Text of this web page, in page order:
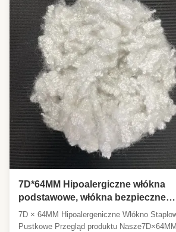
7D*64MM Hipoalergiczne włókna
podstawowe, włókna bezpieczne
niefluorescencyjne do wypełniania
poduszki kanapy
7D × 64MM Hipoalergeniczne Włókno
Pustkowe Przegląd produktu Nasze7D×64MM